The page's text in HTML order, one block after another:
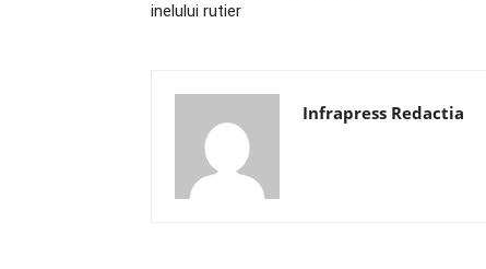
inelului rutier
Infrapress Redactia